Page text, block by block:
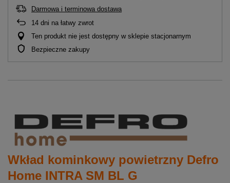
Darmowa i terminowa dostawa
14 dni na łatwy zwrot
Ten produkt nie jest dostępny w sklepie stacjonarnym
Bezpieczne zakupy
Wkład kominkowy powietrzny Defro
Home INTRA SM BL G